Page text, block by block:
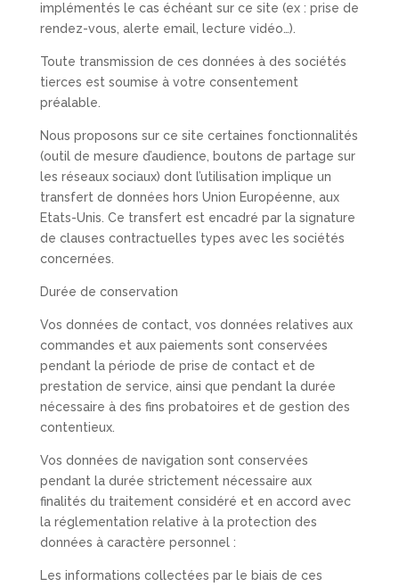
implémentés le cas échéant sur ce site (ex : prise de
rendez-vous, alerte email, lecture vidéo…).
Toute transmission de ces données à des sociétés
tierces est soumise à votre consentement
préalable.
Nous proposons sur ce site certaines fonctionnalités
(outil de mesure d’audience, boutons de partage sur
les réseaux sociaux) dont l’utilisation implique un
transfert de données hors Union Européenne, aux
Etats-Unis. Ce transfert est encadré par la signature
de clauses contractuelles types avec les sociétés
concernées.
Durée de conservation
Vos données de contact, vos données relatives aux
commandes et aux paiements sont conservées
pendant la période de prise de contact et de
prestation de service, ainsi que pendant la durée
nécessaire à des fins probatoires et de gestion des
contentieux.
Vos données de navigation sont conservées
pendant la durée strictement nécessaire aux
finalités du traitement considéré et en accord avec
la réglementation relative à la protection des
données à caractère personnel :
Les informations collectées par le biais de ces